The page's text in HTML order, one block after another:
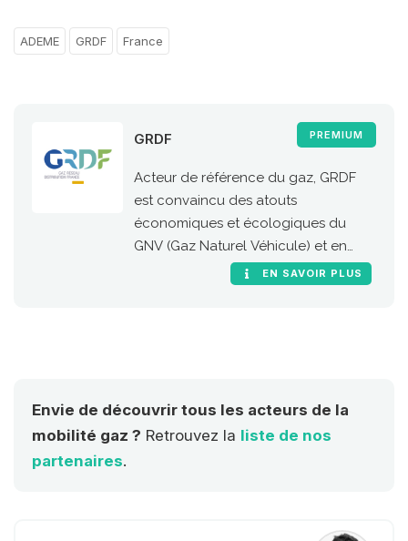
ADEME GRDF France
PREMIUM
GRDF
Acteur de référence du gaz, GRDF
est convaincu des atouts
économiques et écologiques du
GNV (Gaz Naturel Véhicule) et en
particulier de sa version 100 %
EN SAVOIR PLUS
Envie de découvrir tous les acteurs de la
mobilité gaz ? Retrouvez la liste de nos
partenaires.